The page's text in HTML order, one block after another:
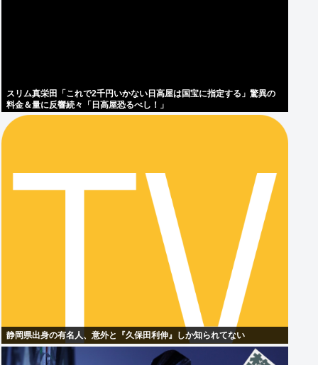
スリム真栄田「これで2千円いかない日高屋は国宝に指定する」驚異の
料金＆量に反響続々「日高屋恐るべし！」
静岡県出身の有名人、意外と『久保田利伸』しか知られてない